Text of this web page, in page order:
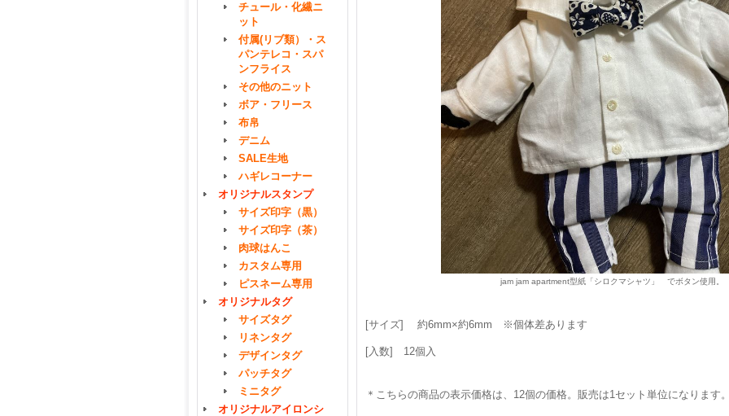
チュール・化繊ニ
ット
付属(リブ類）・ス
パンテレコ・スパ
ンフライス
その他のニット
ボア・フリース
布帛
デニム
SALE生地
ハギレコーナー
オリジナルスタンプ
サイズ印字（黒）
サイズ印字（茶）
肉球はんこ
カスタム専用
ピスネーム専用
オリジナルタグ
サイズタグ
リネンタグ
デザインタグ
パッチタグ
ミニタグ
オリジナルアイロンシ
jam jam apartment型紙「シロクマシャツ」 でボタン使用。
[サイズ] 約6mm×約6mm ※個体差あります
[入数] 12個入
＊こちらの商品の表示価格は、12個の価格。販売は1セット単位になります